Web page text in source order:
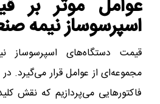
عوامل موثر بر
اسپرسوساز نیمه‌
قیمت دستگاه‌های اسپرسوساز
مجموعه‌ای از عوامل قرار می‌گیرد.
فاکتورهایی می‌پردازیم که نقش